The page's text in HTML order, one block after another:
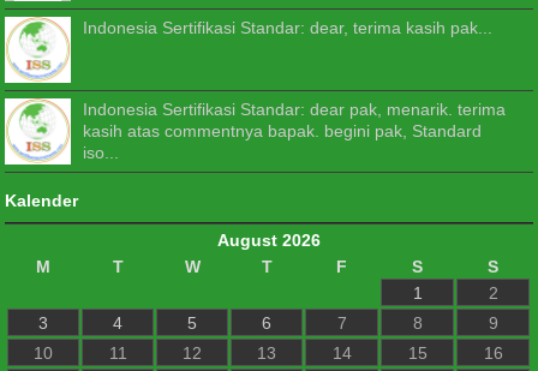
Indonesia Sertifikasi Standar: dear, terima kasih pak...
Indonesia Sertifikasi Standar: dear pak, menarik. terima
kasih atas commentnya bapak. begini pak, Standard
iso...
Kalender
August 2026
M
T W T F S
S
1
2
3
4 5 6 7 8
9
10
11 12 13 14 15
16